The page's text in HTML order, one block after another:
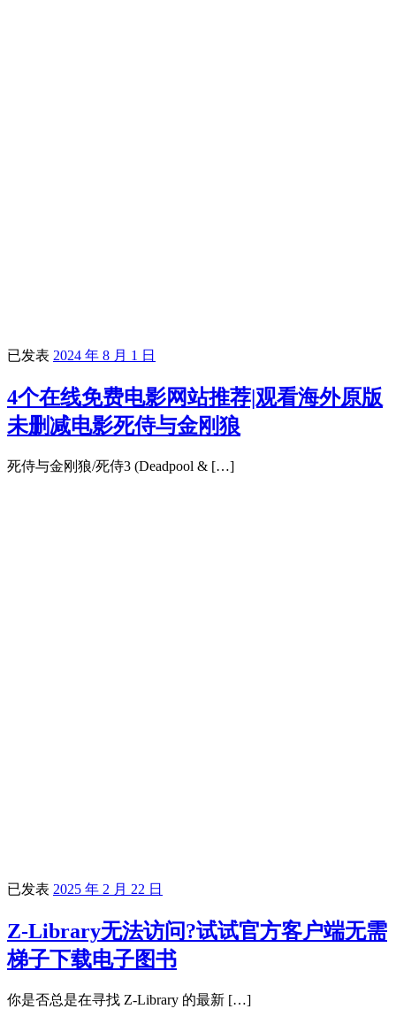
已发表 2024 年 8 月 1 日
4个在线免费电影网站推荐|观看海外原版
未删减电影死侍与金刚狼
死侍与金刚狼/死侍3 (Deadpool & […]
已发表 2025 年 2 月 22 日
Z-Library无法访问?试试官方客户端无需
梯子下载电子图书
你是否总是在寻找 Z-Library 的最新 […]